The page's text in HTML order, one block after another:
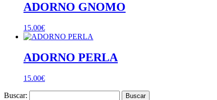
ADORNO GNOMO
15.00€
ADORNO PERLA
15.00€
Buscar: